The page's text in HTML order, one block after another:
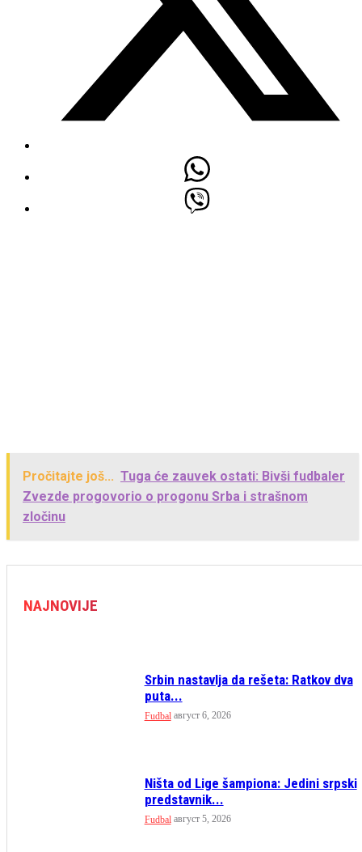
Pročitajte još... Tuga će zauvek ostati: Bivši fudbaler
Zvezde progovorio o progonu Srba i strašnom
zločinu
NAJNOVIJE
Srbin nastavlja da rešeta: Ratkov dva
puta...
Fudbal август 6, 2026
Ništa od Lige šampiona: Jedini srpski
predstavnik...
Fudbal август 5, 2026